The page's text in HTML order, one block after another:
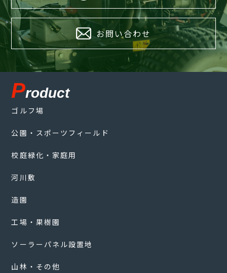
お問い合わせ
Product
ゴルフ場
公園・スポーツフィールド
校庭緑化・家庭用
河川敷
造園
工場・果樹園
ソーラーパネル設置地
山林・その他